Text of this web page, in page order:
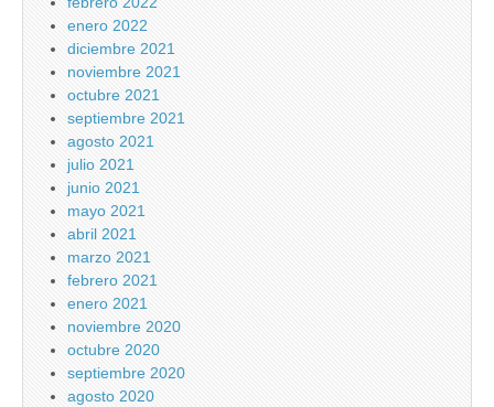
enero 2022
diciembre 2021
noviembre 2021
octubre 2021
septiembre 2021
agosto 2021
julio 2021
junio 2021
mayo 2021
abril 2021
marzo 2021
febrero 2021
enero 2021
noviembre 2020
octubre 2020
septiembre 2020
agosto 2020